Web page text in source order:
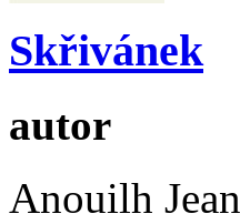
Skřivánek
autor
Anouilh Jean